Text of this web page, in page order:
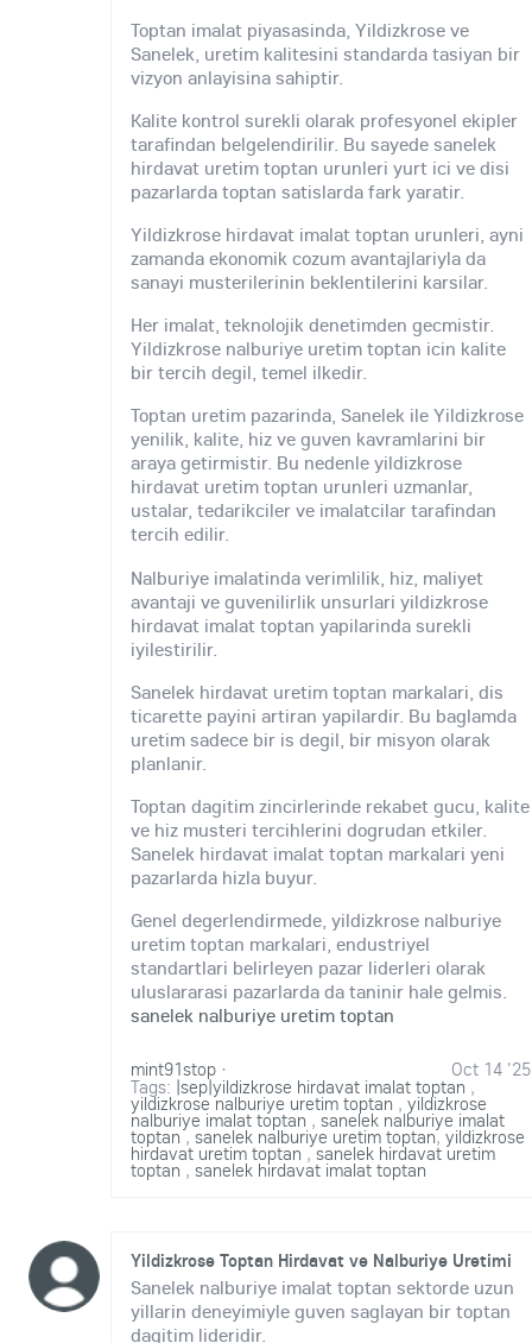
Toptan imalat piyasasinda, Yildizkrose ve
Sanelek, uretim kalitesini standarda tasiyan bir
vizyon anlayisina sahiptir.
Kalite kontrol surekli olarak profesyonel ekipler
tarafindan belgelendirilir. Bu sayede sanelek
hirdavat uretim toptan urunleri yurt ici ve disi
pazarlarda toptan satislarda fark yaratir.
Yildizkrose hirdavat imalat toptan urunleri, ayni
zamanda ekonomik cozum avantajlariyla da
sanayi musterilerinin beklentilerini karsilar.
Her imalat, teknolojik denetimden gecmistir.
Yildizkrose nalburiye uretim toptan icin kalite
bir tercih degil, temel ilkedir.
Toptan uretim pazarinda, Sanelek ile Yildizkrose
yenilik, kalite, hiz ve guven kavramlarini bir
araya getirmistir. Bu nedenle yildizkrose
hirdavat uretim toptan urunleri uzmanlar,
ustalar, tedarikciler ve imalatcilar tarafindan
tercih edilir.
Nalburiye imalatinda verimlilik, hiz, maliyet
avantaji ve guvenilirlik unsurlari yildizkrose
hirdavat imalat toptan yapilarinda surekli
iyilestirilir.
Sanelek hirdavat uretim toptan markalari, dis
ticarette payini artiran yapilardir. Bu baglamda
uretim sadece bir is degil, bir misyon olarak
planlanir.
Toptan dagitim zincirlerinde rekabet gucu, kalite
ve hiz musteri tercihlerini dogrudan etkiler.
Sanelek hirdavat imalat toptan markalari yeni
pazarlarda hizla buyur.
Genel degerlendirmede, yildizkrose nalburiye
uretim toptan markalari, endustriyel
standartlari belirleyen pazar liderleri olarak
uluslararasi pazarlarda da taninir hale gelmis.
sanelek nalburiye uretim toptan
mint91stop Oct 14 '25
·
Tags: |sep|yildizkrose hirdavat imalat toptan ,
yildizkrose nalburiye uretim toptan , yildizkrose
nalburiye imalat toptan , sanelek nalburiye imalat
toptan, sanelek nalburiye uretim toptan, yildizkrose
hirdavat uretim toptan ,sanelek hirdavat uretim
toptan , sanelek hirdavat imalat toptan
Yildizkrose Toptan Hirdavat ve Nalburiye Uretimi
Sanelek nalburiye imalat toptan sektorde uzun
yillarin deneyimiyle guven saglayan bir toptan
dagitim lideridir.